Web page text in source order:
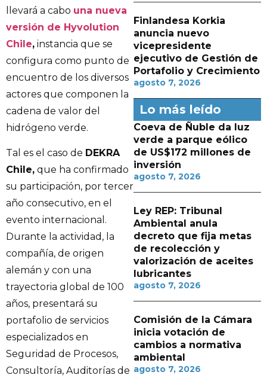
llevará a cabo una nueva
versión de Hyvolution
Chile, instancia que se
configura como punto de
encuentro de los diversos
actores que componen la
cadena de valor del
hidrógeno verde.
Tal es el caso de DEKRA
Chile, que ha confirmado
su participación, por tercer
año consecutivo, en el
evento internacional.
Durante la actividad, la
compañía, de origen
alemán y con una
trayectoria global de 100
años, presentará su
portafolio de servicios
especializados en
Seguridad de Procesos,
Consultoría, Auditorías de
Finlandesa Korkia
anuncia nuevo
vicepresidente
ejecutivo de Gestión de
Portafolio y Crecimiento
agosto 7, 2026
Lo más leído
Coeva de Ñuble da luz
verde a parque eólico
de US$172 millones de
inversión
agosto 7, 2026
Ley REP: Tribunal
Ambiental anula
decreto que fija metas
de recolección y
valorización de aceites
lubricantes
agosto 7, 2026
Comisión de la Cámara
inicia votación de
cambios a normativa
ambiental
agosto 7, 2026